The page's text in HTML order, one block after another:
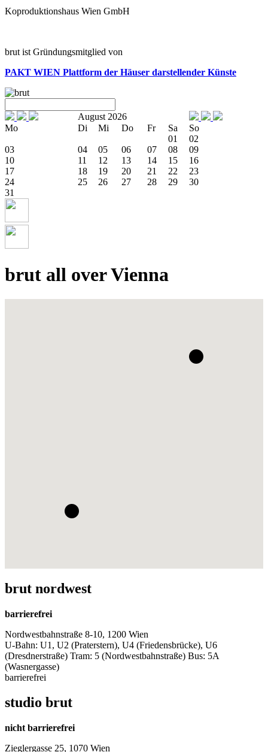
Koproduktionshaus Wien GmbH
brut ist Gründungsmitglied von
PAKT WIEN Plattform der Häuser darstellender Künste
August 2026
Mo
Di Mi Do Fr Sa
So
01
02
03
04 05 06 07 08
09
10
11 12 13 14 15
16
17
18 19 20 21 22
23
24
25 26 27 28 29
30
31
brut all over Vienna
brut nordwest
barrierefrei
Nordwestbahnstraße 8-10, 1200 Wien
U-Bahn: U1, U2 (Praterstern), U4 (Friedensbrücke), U6
(Dresdnerstraße) Tram: 5 (Nordwestbahnstraße) Bus: 5A
(Wasnergasse)
barrierefrei
studio brut
nicht barrierefrei
Zieglergasse 25, 1070 Wien